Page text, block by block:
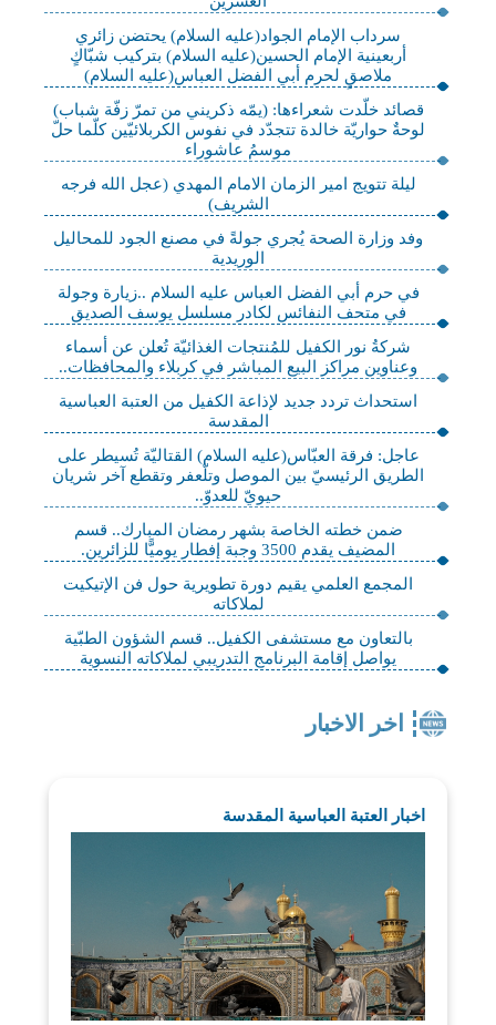
سرداب الإمام الجواد(عليه السلام) يحتضن زائري
أربعينية الإمام الحسين(عليه السلام) بتركيب شبّاكٍ
ملاصقٍ لحرم أبي الفضل العباس(عليه السلام)
قصائد خلّدت شعراءها: (يمّه ذكريني من تمرّ زفّة شباب)
لوحةٌ حواريّة خالدة تتجدّد في نفوس الكربلائيّين كلّما حلّ
موسمُ عاشوراء
ليلة تتويج امير الزمان الامام المهدي (عجل الله فرجه
الشريف)
وفد وزارة الصحة يُجري جولةً في مصنع الجود للمحاليل
الوريدية
في حرم أبي الفضل العباس عليه السلام ..زيارة وجولة
في متحف النفائس لكادر مسلسل يوسف الصديق
شركةُ نور الكفيل للمُنتجات الغذائيّة تُعلن عن أسماء
وعناوين مراكز البيع المباشر في كربلاء والمحافظات..
استحداث تردد جديد لإذاعة الكفيل من العتبة العباسية
المقدسة
عاجل: فرقة العبّاس(عليه السلام) القتاليّة تُسيطر على
الطريق الرئيسيّ بين الموصل وتلّعفر وتقطع آخر شريان
حيويّ للعدوّ..
ضمن خطته الخاصة بشهر رمضان المبارك.. قسم
المضيف يقدم 3500 وجبة إفطار يوميًّا للزائرين.
المجمع العلمي يقيم دورة تطويرية حول فن الإتيكيت
لملاكاته
بالتعاون مع مستشفى الكفيل.. قسم الشؤون الطبّية
يواصل إقامة البرنامج التدريبي لملاكاته النسوية
اخر الاخبار
اخبار العتبة العباسية المقدسة